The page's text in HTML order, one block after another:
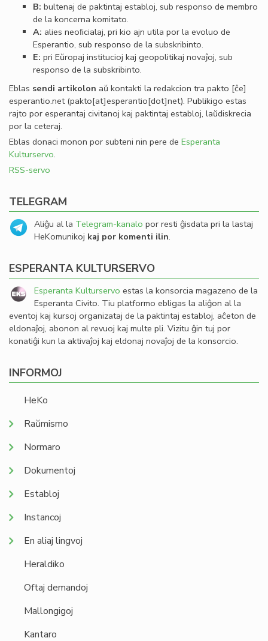
B: bultenaj de paktintaj establoj, sub responso de membro
de la koncerna komitato.
A: alies neoﬁcialaj, pri kio ajn utila por la evoluo de
Esperantio, sub responso de la subskribinto.
E: pri Eŭropaj institucioj kaj geopolitikaj novaĵoj, sub
responso de la subskribinto.
Eblas sendi artikolon aŭ kontakti la redakcion tra pakto [ĉe]
esperantio.net(pakto[at]esperantio[dot]net). Publikigo estas
rajto por esperantaj civitanoj kaj paktintaj establoj, laŭdiskrecia
por la ceteraj.
Eblas donaci monon por subteni nin pere de Esperanta
Kulturservo.
RSS-servo
TELEGRAM
Aliĝu al la Telegram-kanalo por resti ĝisdata pri la lastaj
HeKomunikoj kaj por komenti ilin.
ESPERANTA KULTURSERVO
Esperanta Kulturservo estas la konsorcia magazeno de la
Esperanta Civito. Tiu platformo ebligas la aliĝon al la
eventoj kaj kursoj organizataj de la paktintaj establoj, aĉeton de
eldonaĵoj, abonon al revuoj kaj multe pli. Vizitu ĝin tuj por
konatiĝi kun la aktivaĵoj kaj eldonaj novaĵoj de la konsorcio.
INFORMOJ
HeKo
Raŭmismo
Normaro
Dokumentoj
Establoj
Instancoj
En aliaj lingvoj
Heraldiko
Oftaj demandoj
Mallongigoj
Kantaro